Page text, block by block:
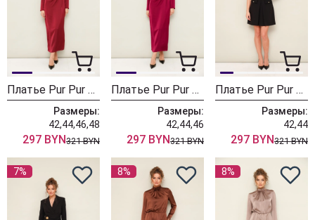
Платье Pur Pur 11-330-3
Размеры:
42,44,46,48
297 BYN321 BYN
Платье Pur Pur 11-330-4
Размеры:
42,44,46
297 BYN321 BYN
Платье Pur Pur 11-441
Размеры:
42,44
297 BYN321 BYN
7% 8% 8%